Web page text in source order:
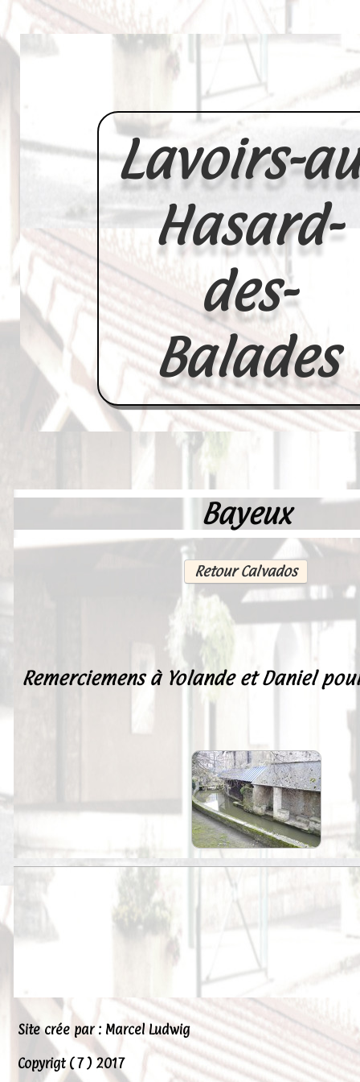
Lavoirs-
Hasard-
des-
Balades
France
Videos--Lavoirs
Un Peu d'Histoire
Outils-des-Lavandières
Cartes Postales-Anciennes et
Bayeux
Retour Calvados
Remerciemens à Yolande et Daniel
Site crée par : Marcel Ludwig
Copyrigt ( 7 ) 2017